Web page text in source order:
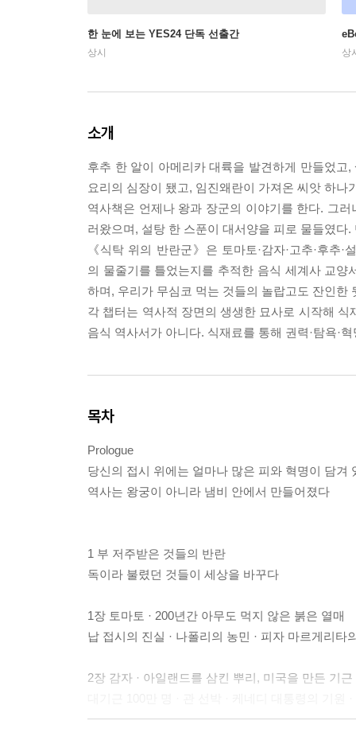
한 눈에 보는 YES24 단독 선출간
상시 상
소개
후추 한 알이 아메리카 대륙을 발견하게 만들었
요리의 심장이 됐고, 임진왜란이 가져온 씨앗 하나
역사책은 언제나 왕과 장군의 이야기를 한다. 그
러왔으며, 설탕 한 스푼이 대서양을 피로 물들였
《식탁 위의 반란군》은 토마토·감자·고추·후추·
의 물줄기를 틀었는지를 추적한 음식 세계사 교
하며, 우리가 무심코 먹는 것들의 놀랍고도 잔인한
각 챕터는 역사적 장면의 생생한 묘사로 시작해
음식 역사서가 아니다. 식재료를 통해 권력·탐욕·
목차
Prologue
당신의 접시 위에는 얼마나 많은 피와 혁명이 담겨
역사는 왕궁이 아니라 냄비 안에서 만들어졌다
1 부 저주받은 것들의 반란
독이라 불렸던 것들이 세상을 바꾸다
1장 토마토 · 200년간 아무도 먹지 않은 붉은 열매
납 접시의 진실 · 나폴리의 농민 · 피자 마르게리타
2장 감자 · 아일랜드를 삼킨 뿌리, 미국을 만든 기근